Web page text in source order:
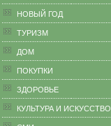
НОВЫЙ ГОД
ТУРИЗМ
ДОМ
ПОКУПКИ
ЗДОРОВЬЕ
КУЛЬТУРА И ИСКУССТВО